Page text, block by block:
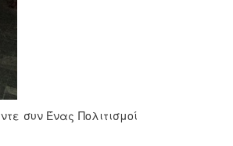
συν Ένας Πολιτισμοί